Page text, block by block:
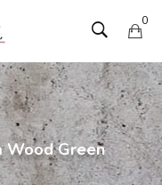
0
Wood Green